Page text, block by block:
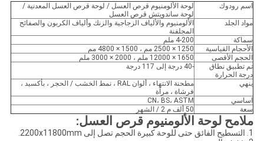
اسم رودوك
لوحة الألومنيوم قرص العسل / لوحة قرص العسل المعدنية /
لوحة ساندويتش قرص العسل
مواد الجلد
الألومنيوم والألياف الزجاجية والزنك وألياف الكربون والصفائح
المجلفنة
سماكة
4-200 ملم
الأحجام القياسية
1250 × 2500 مم ، 1500 × 4800 مم
الحجم الأقصى
1650 × 12000 ملم ، 2000 × 3000 ملم
تم تطبيق نطاق
درجة الحرارة
-40 درجة إلى 117 درجة
ينهي
مطحنة الانتهاء ، ألوان RAL ، نمط الخشب / الحجر ، بأكسيد ،
فرشاة ، مرآة
اساسي
CN، BS، ASTM
سعة
50 ألف م 2 / الشهر
ملامح لوحة الألومنيوم قرص العسل:
1. التسطيح الفائق حتى للوحة كبيرة الحجم تصل إلى 2200x11800mm.